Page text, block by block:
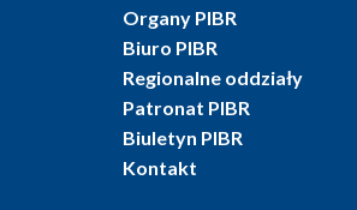
Organy PIBR
Biuro PIBR
Regionalne oddziały
Patronat PIBR
Biuletyn PIBR
Kontakt